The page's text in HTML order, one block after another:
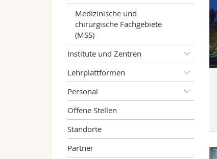
Medizinische und
chirurgische Fachgebiete
(MSS)
Institute und Zentren
Lehrplattformen
Personal
Offene Stellen
Standorte
Partner